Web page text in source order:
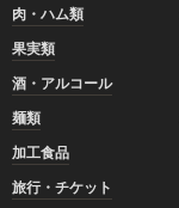
肉・ハム類
果実類
酒・アルコール
麺類
加工食品
旅行・チケット